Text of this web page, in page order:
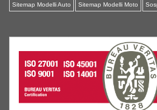
Sitemap Modelli Auto Sitemap Modelli Moto